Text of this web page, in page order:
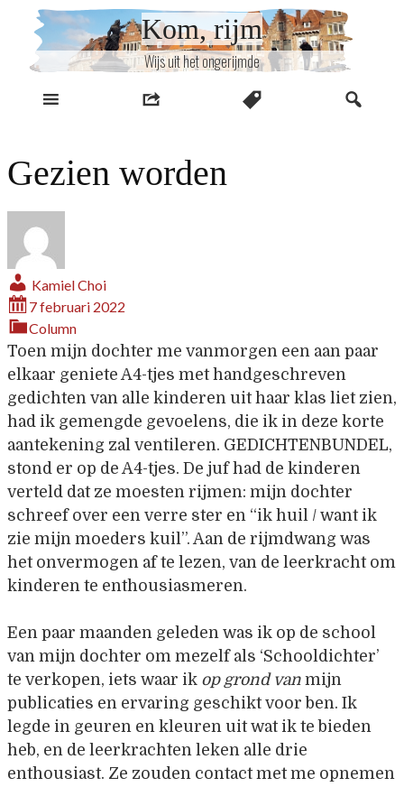
inhoud
Kom, rijm
Wijs uit het ongerijmde
Gezien worden
Kamiel Choi
7 februari 2022
Column
Toen mijn dochter me vanmorgen een aan paar
elkaar geniete A4-tjes met handgeschreven
gedichten van alle kinderen uit haar klas liet zien,
had ik gemengde gevoelens, die ik in deze korte
aantekening zal ventileren. GEDICHTENBUNDEL,
stond er op de A4-tjes. De juf had de kinderen
verteld dat ze moesten rijmen: mijn dochter
schreef over een verre ster en “ik huil / want ik
zie mijn moeders kuil”. Aan de rijmdwang was
het onvermogen af te lezen, van de leerkracht om
kinderen te enthousiasmeren.
Een paar maanden geleden was ik op de school
van mijn dochter om mezelf als ‘Schooldichter’
te verkopen, iets waar ik op grond van mijn
publicaties en ervaring geschikt voor ben. Ik
legde in geuren en kleuren uit wat ik te bieden
heb, en de leerkrachten leken alle drie
enthousiast. Ze zouden contact met me opnemen